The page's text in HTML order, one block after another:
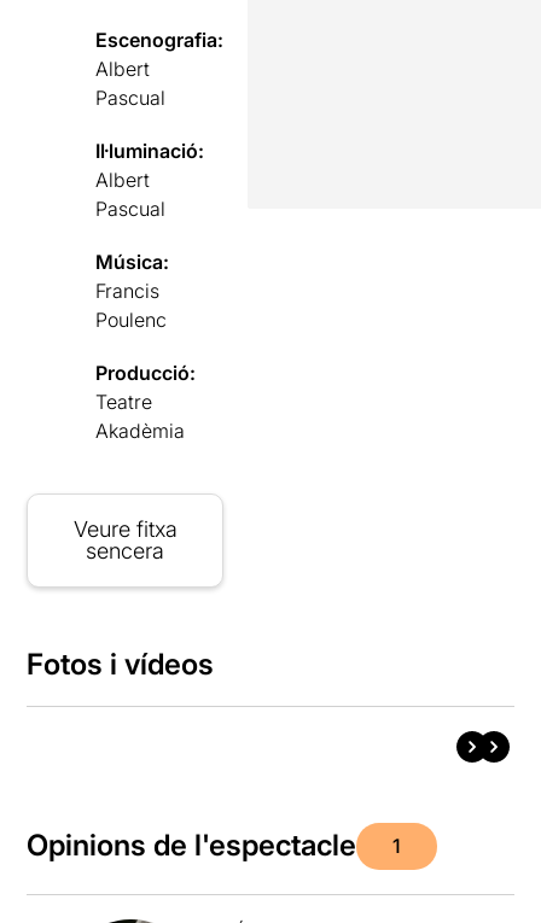
Escenografia:
Albert
Pascual
Il·luminació:
Albert
Pascual
Música:
Francis
Poulenc
Producció:
Teatre
Akadèmia
Veure fitxa
sencera
Fotos i vídeos
Opinions de l'espectacle 1